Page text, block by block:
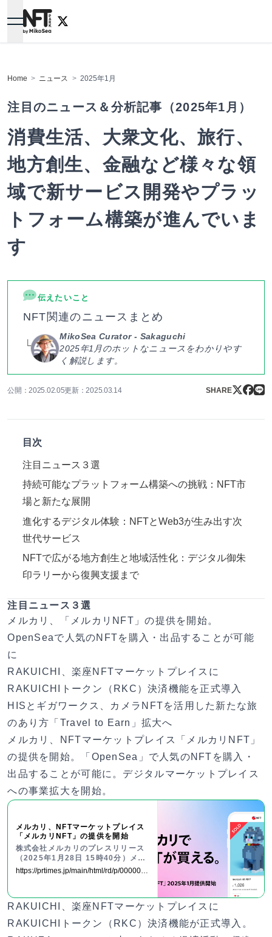
Home ニュース 2025年1月
注目のニュース＆分析記事（2025年1月）
消費生活、大衆文化、旅行、
地方創生、金融など様々な領
域で新サービス開発やプラッ
トフォーム構築が進んでいま
す
伝えたいこと
NFT関連のニュースまとめ
MikoSea Curator - Sakaguchi
2025年1月のホットなニュースをわかりやす
く解説します。
公開：2025.02.05更新：2025.03.14 SHARE
目次
注目ニュース３選
持続可能なプラットフォーム構築への挑戦：NFT市
場と新たな展開
進化するデジタル体験：NFTとWeb3が生み出す次
世代サービス
NFTで広がる地方創生と地域活性化：デジタル御朱
印ラリーから復興支援まで
注目ニュース３選
メルカリ、「メルカリNFT」の提供を開始。
OpenSeaで人気のNFTを購入・出品することが可能
に
RAKUICHI、楽座NFTマーケットプレイスに
RAKUICHIトークン（RKC）決済機能を正式導入
HISとギガワークス、カメラNFTを活用した新たな旅
のあり方「Travel to Earn」拡大へ
メルカリ、NFTマーケットプレイス「メルカリNFT」
の提供を開始。「OpenSea」で人気のNFTを購入・
出品することが可能に。デジタルマーケットプレイス
への事業拡大を開始。
メルカリ、NFTマーケットプレイス
「メルカリNFT」の提供を開始
株式会社メルカリのプレスリリース
（2025年1月28日 15時40分）メル
カリ、NFTマーケットプレイス「メ
https://prtimes.jp/main/html/rd/p/0000004
RAKUICHI、楽座NFTマーケットプレイスに
RAKUICHIトークン（RKC）決済機能が正式導入。